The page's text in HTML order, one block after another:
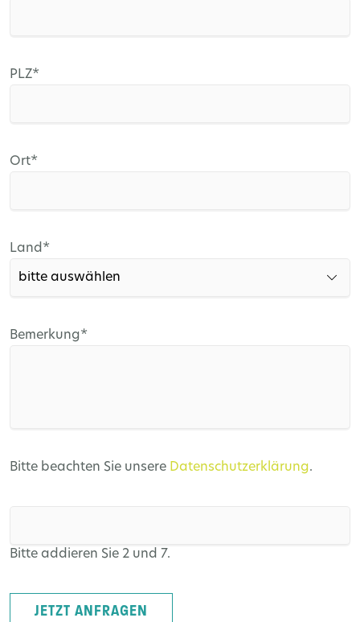
Pflichtfeld
PLZ*
Pflichtfeld
Ort*
Pflichtfeld
Land*
Pflichtfeld
Bemerkung*
Bitte beachten Sie unsere Datenschutzerklärung.
Bitte addieren Sie 2 und 7.
JETZT ANFRAGEN